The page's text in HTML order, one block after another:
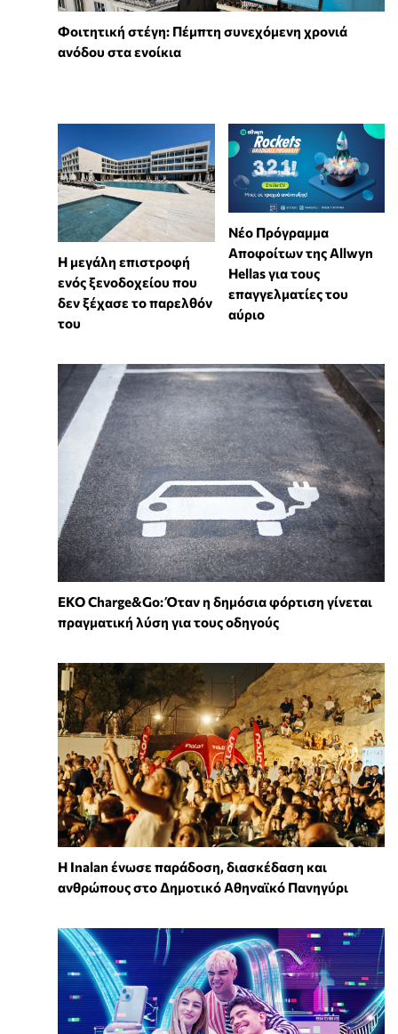
Φοιτητική στέγη: Πέμπτη συνεχόμενη χρονιά
ανόδου στα ενοίκια
Η μεγάλη επιστροφή
ενός ξενοδοχείου που
δεν ξέχασε το παρελθόν
του
Νέο Πρόγραμμα
Αποφοίτων της Allwyn
Hellas για τους
επαγγελματίες του
αύριο
EKO Charge&Go: Όταν η δημόσια φόρτιση γίνεται
πραγματική λύση για τους οδηγούς
Η Inalan ένωσε παράδοση, διασκέδαση και
ανθρώπους στο Δημοτικό Αθηναϊκό Πανηγύρι